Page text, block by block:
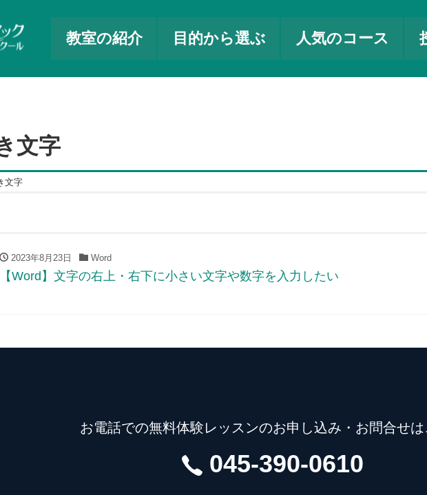
教室の紹介 目的から選ぶ 人気のコース
文字
文字
2023年8月23日 Word
【Word】文字の右上・右下に小さい文字や数字を入力したい
お電話での無料体験レッスンのお申し込み・お問合せ
045-390-0610